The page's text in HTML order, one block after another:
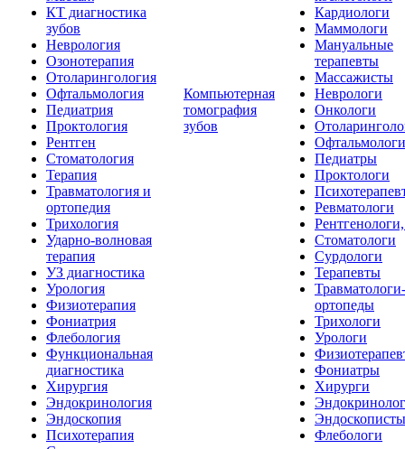
КТ диагностика
зубов
Неврология
Озонотерапия
Отоларингология
Офтальмология
Педиатрия
Проктология
Рентген
Стоматология
Терапия
Травматология и
ортопедия
Трихология
Ударно-волновая
терапия
УЗ диагностика
Урология
Физиотерапия
Фониатрия
Флебология
Функциональная
диагностика
Хирургия
Эндокринология
Эндоскопия
Психотерапия
Компьютерная
томография
зубов
Кардиологи
Маммологи
Мануальные
терапевты
Массажисты
Неврологи
Онкологи
Офтальмологи
Педиатры
Проктологи
Ревматологи
Стоматологи
Сурдологи
Терапевты
Травматологи-
ортопеды
Трихологи
Урологи
Фониатры
Хирурги
Эндоскописты
Флебологи